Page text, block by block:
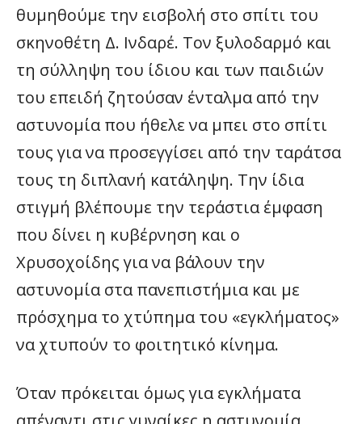
θυμηθούμε την εισβολή στο σπίτι του
σκηνοθέτη Δ. Ινδαρέ. Τον ξυλοδαρμό και
τη σύλληψη του ίδιου και των παιδιών
του επειδή ζητούσαν ένταλμα από την
αστυνομία που ήθελε να μπει στο σπίτι
τους για να προσεγγίσει από την ταράτσα
τους τη διπλανή κατάληψη. Την ίδια
στιγμή βλέπουμε την τεράστια έμφαση
που δίνει η κυβέρνηση και ο
Χρυσοχοίδης για να βάλουν την
αστυνομία στα πανεπιστήμια και με
πρόσχημα το χτύπημα του «εγκλήματος»
να χτυπούν το φοιτητικό κίνημα.
Όταν πρόκειται όμως για εγκλήματα